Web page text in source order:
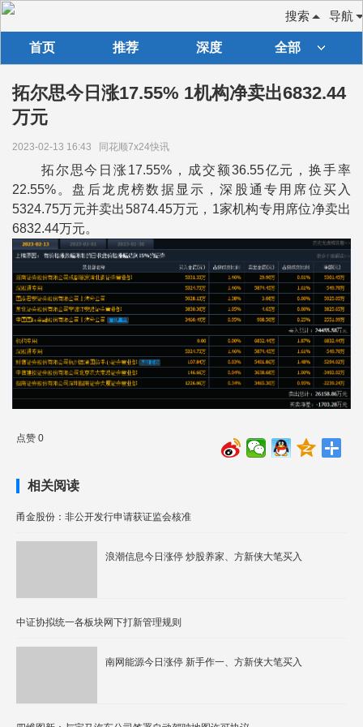
导航
搜索
首页 推荐 深度 全部
拓尔思今日涨17.55% 1机构净卖出6832.44
万元
2023-02-13 16:43 同花顺7x24快讯
拓尔思今日涨17.55%，成交额36.55亿元，换手率
22.55%。盘后龙虎榜数据显示，深股通专用席位买入
5324.75万元并卖出5874.45万元，1家机构专用席位净卖出
6832.44万元。
点赞 0
相关阅读
甬金股份：非公开发行申请获证监会核准
浪潮信息今日涨停 炒股养家、方新侠大笔买入
中证协拟统一各板块网下打新管理规则
南网能源今日涨停 新手作一、方新侠大笔买入